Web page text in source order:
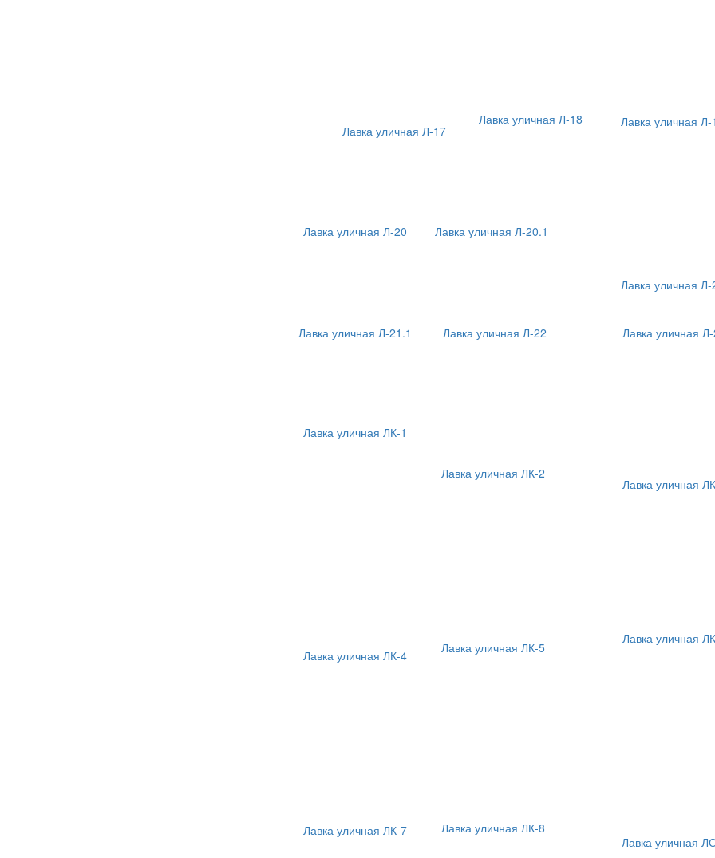
Лавка уличная Л-17
Лавка уличная Л-18 Лавка уличная Л-
Лавка уличная Л-20 Лавка уличная Л-20.1
Лавка уличная Л-
Лавка уличная Л-21.1 Лавка уличная Л-22 Лавка уличная
Лавка уличная ЛК-1
Лавка уличная ЛК-2
Лавка уличная
Лавка уличная ЛК-4 Лавка уличная ЛК-5
Лавка уличная
Лавка уличная ЛК-7
Лавка уличная ЛК-8
Лавка уличная